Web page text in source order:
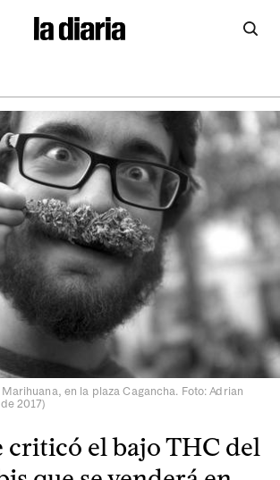
en la plaza Cagancha. Foto: Adrian
2017)
criticó el bajo THC del